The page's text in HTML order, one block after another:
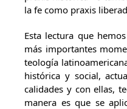
la fe como praxis
Esta lectura que
más importantes
teología
histórica y social,
calidades y con ellas,
manera es que se